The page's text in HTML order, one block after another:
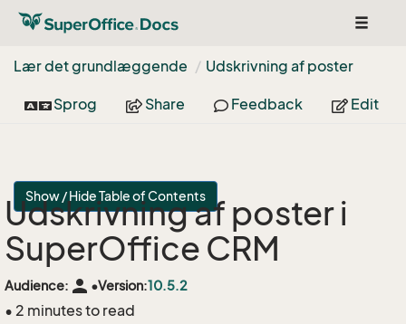
Toggle
Lær det grundlæggende
Udskrivning af poster
Sprog Share Feedback Edit
Show / Hide Table of Contents
Udskrivning af poster i
SuperOffice CRM
Audience: person •Version:10.5.2
• 2 minutes to read